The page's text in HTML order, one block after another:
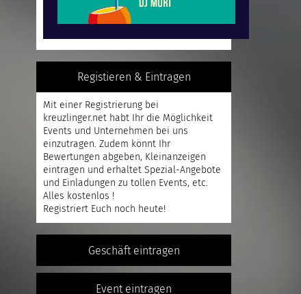
Registieren & Eintragen
Mit einer Registrierung bei
kreuzlinger.net habt Ihr die Möglichkeit
Events und Unternehmen bei uns
einzutragen. Zudem könnt Ihr
Bewertungen abgeben, Kleinanzeigen
eintragen und erhaltet Spezial-Angebote
und Einladungen zu tollen Events, etc.
Alles kostenlos !
Registriert Euch noch heute!
Geschäft eintragen
Event eintragen